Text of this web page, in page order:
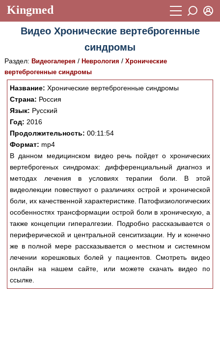
Kingmed
Учебный материал
Фотогалерея (1906)
Истории болезней 1268
Лекции и презентации
Аккредитационные тесты (6)
Методические рекомендации
Научно-популярное
Новости (244)
Медицинская стандартизация
Нормативы экстренной и неотложной помощи
Нормы лабораторных и инструментальных
исследований
Обратная связь
Пароль
Восстановить пароль
Регистрация
Видео Хронические вертеброгенные
синдромы
Раздел: Видеогалерея / Неврология / Хронические
вертеброгенные синдромы
Название: Хронические вертеброгенные синдромы
Страна: Россия
Язык: Русский
Год: 2016
Продолжительность: 00:11:54
Формат: mp4
В данном медицинском видео речь пойдет о хронических
вертеброгеных синдромах: дифференциальный диагноз и
методах лечения в условиях терапии боли. В этой
видеолекции повествуют о различиях острой и хронической
боли, их качественной характеристике. Патофизиологических
особенностях трансформации острой боли в хроническую, а
также концепции гипералгезии. Подробно рассказывается о
периферической и центральной сенситизации. Ну и конечно
же в полной мере рассказывается о местном и системном
лечении корешковых болей у пациентов. Смотреть видео
онлайн на нашем сайте, или можете скачать видео по
ссылке.